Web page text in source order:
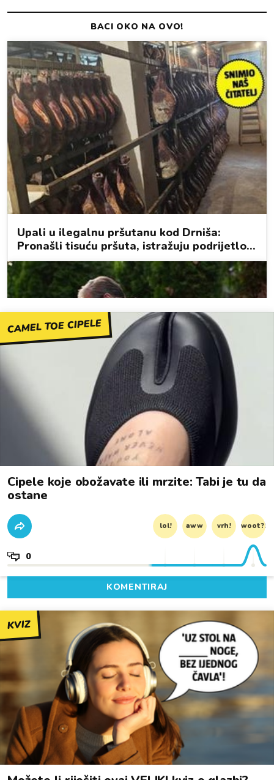
CAMEL TOE CIPELE
Cipele koje obožavate ili mrzite: Tabi je tu da
ostane
lol! aww vrh! woot?!
0
KOMENTIRAJ
KVIZ